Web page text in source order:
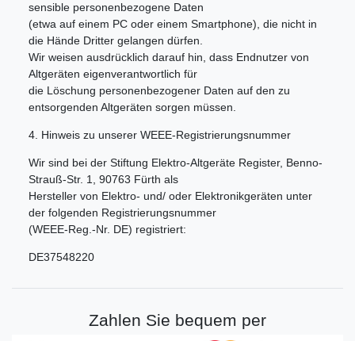
sensible personenbezogene Daten
(etwa auf einem PC oder einem Smartphone), die nicht in
die Hände Dritter gelangen dürfen.
Wir weisen ausdrücklich darauf hin, dass Endnutzer von
Altgeräten eigenverantwortlich für
die Löschung personenbezogener Daten auf den zu
entsorgenden Altgeräten sorgen müssen.
4. Hinweis zu unserer WEEE-Registrierungsnummer
Wir sind bei der Stiftung Elektro-Altgeräte Register, Benno-
Strauß-Str. 1, 90763 Fürth als
Hersteller von Elektro- und/ oder Elektronikgeräten unter
der folgenden Registrierungsnummer
(WEEE-Reg.-Nr. DE) registriert:
DE37548220
Zahlen Sie bequem per